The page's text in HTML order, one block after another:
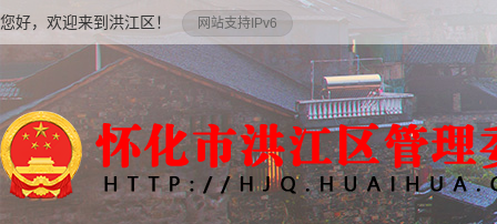
您好，欢迎来到洪江区！ 网站支持IPv6